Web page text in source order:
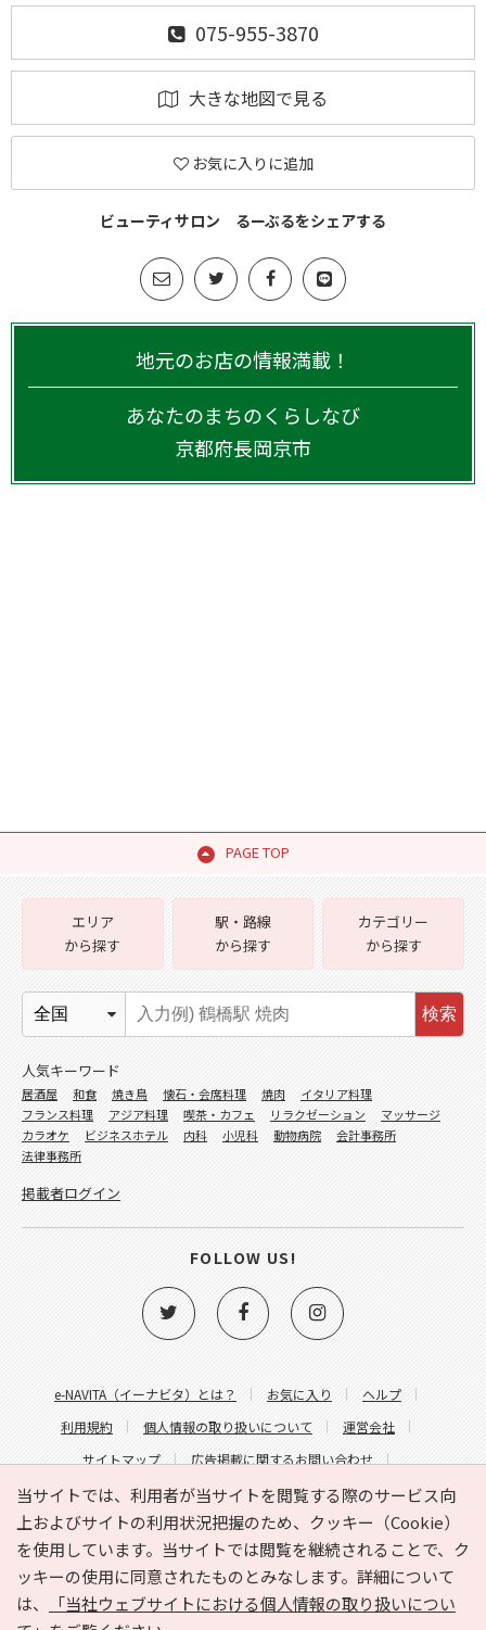
075-955-3870
大きな地図で見る
お気に入りに追加
ビューティサロン るーぶるをシェアする
地元のお店の情報満載！
あなたのまちのくらしなび
京都府長岡京市
PAGE TOP
当サイトでは、利用者が当サイトを閲覧する際のサービス向
上およびサイトの利用状況把握のため、クッキー（Cookie）
を使用しています。当サイトでは閲覧を継続されることで、ク
ッキーの使用に同意されたものとみなします。詳細について
は、
「当社ウェブサイトにおける個人情報の取り扱いについ
e-NAVITA（イーナビタ）とは？ お気に入り
ヘルプ
利用規約
個人情報の取り扱いについて
運営会社
サイトマップ
広告掲載に関するお問い合わせ
サイトの内容に関するお問い合わせ
エリア
から探す
駅・路線
から探す
カテゴリー
から探す
検索
人気キーワード
居酒屋 和食 焼き鳥 懐石・会席料理 焼肉
イタリア料理
フランス料理
アジア料理 喫茶・カフェ リラクゼーション
マッサージ
カラオケ
ビジネスホテル 内科 小児科 動物病院
会計事務所
法律事務所
掲載者ログイン
FOLLOW US!